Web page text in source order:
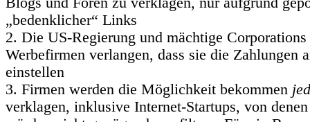
„bedenklicher“ Links
2. Die US-Regierung und mächtige
Werbefirmen verlangen, dass sie die Zahlungen
einstellen
3. Firmen werden die Möglichkeit bekommen
verklagen, inklusive Internet-Startups, von